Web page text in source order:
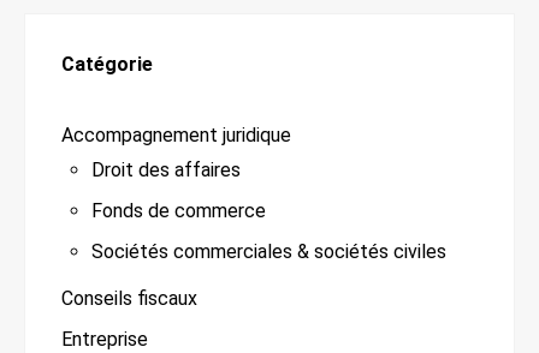
Catégorie
Accompagnement juridique
Droit des affaires
Fonds de commerce
Sociétés commerciales & sociétés civiles
Conseils fiscaux
Entreprise